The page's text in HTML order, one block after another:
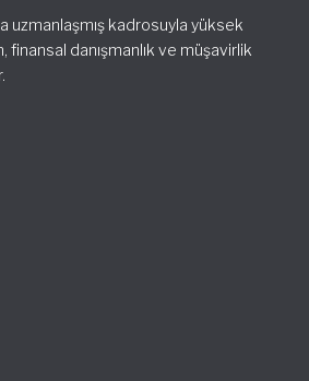
uzmanlaşmış kadrosuyla yüksek
danışmanlık ve müşavirlik